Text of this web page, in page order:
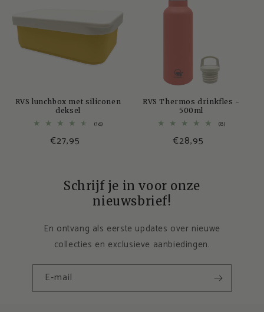
RVS lunchbox met siliconen
deksel
(16)
€27,95
RVS Thermos drinkfles -
500ml
(8)8
€28,95
Schrijf je in voor onze
nieuwsbrief!
En ontvang als eerste updates over nieuwe
collecties en exclusieve aanbiedingen.
E‑mail